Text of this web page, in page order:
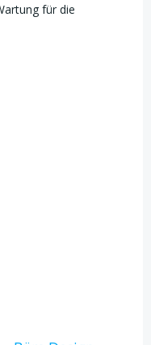
für die